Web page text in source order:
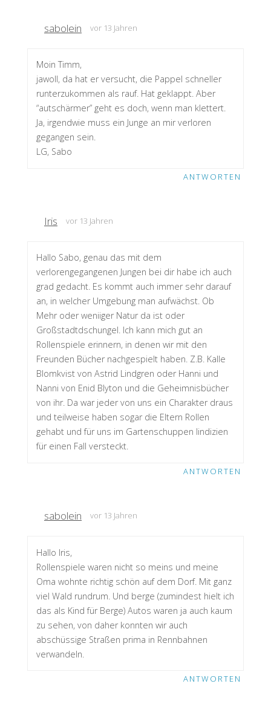
sabolein vor 13 Jahren
Moin Timm,
jawoll, da hat er versucht, die Pappel schneller
runterzukommen als rauf. Hat geklappt. Aber
“autschärmer” geht es doch, wenn man klettert.
Ja, irgendwie muss ein Junge an mir verloren
gegangen sein.
LG, Sabo
ANTWORTEN
Iris vor 13 Jahren
Hallo Sabo, genau das mit dem
verlorengegangenen Jungen bei dir habe ich auch
grad gedacht. Es kommt auch immer sehr darauf
an, in welcher Umgebung man aufwächst. Ob
Mehr oder weniiger Natur da ist oder
Großstadtdschungel. Ich kann mich gut an
Rollenspiele erinnern, in denen wir mit den
Freunden Bücher nachgespielt haben. Z.B. Kalle
Blomkvist von Astrid Lindgren oder Hanni und
Nanni von Enid Blyton und die Geheimnisbücher
von ihr. Da war jeder von uns ein Charakter draus
und teilweise haben sogar die Eltern Rollen
gehabt und für uns im Gartenschuppen Iindizien
für einen Fall versteckt.
ANTWORTEN
sabolein vor 13 Jahren
Hallo Iris,
Rollenspiele waren nicht so meins und meine
Oma wohnte richtig schön auf dem Dorf. Mit ganz
viel Wald rundrum. Und berge (zumindest hielt ich
das als Kind für Berge) Autos waren ja auch kaum
zu sehen, von daher konnten wir auch
abschüssige Straßen prima in Rennbahnen
verwandeln.
ANTWORTEN